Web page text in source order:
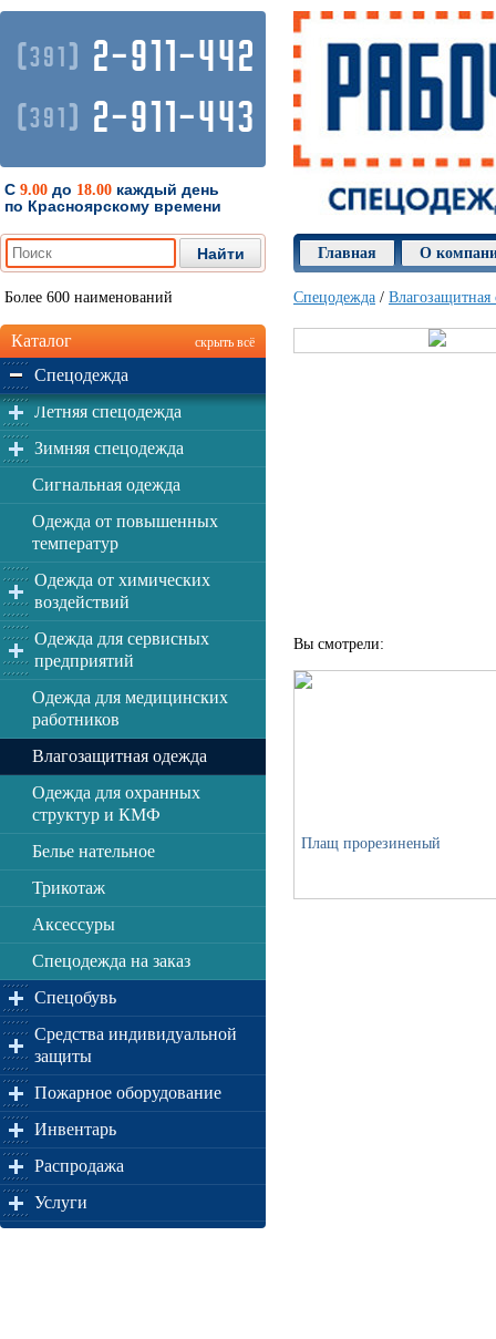
(391) 2-911-442
(391) 2-911-443
С 9.00 до 18.00 каждый день
по Красноярскому времени
Главная О
Более 600 наименований
Каталог скрыть всё
Спецодежда
Летняя спецодежда
Зимняя спецодежда
Сигнальная одежда
Одежда от повышенных
температур
Одежда от химических
воздействий
Одежда для сервисных
предприятий
Одежда для медицинских
работников
Влагозащитная одежда
Одежда для охранных
структур и КМФ
Белье нательное
Трикотаж
Аксессуры
Спецодежда на заказ
Спецобувь
Средства индивидуальной
защиты
Пожарное оборудование
Инвентарь
Распродажа
Услуги
Спецодежда / Влагозащитная
Вы смотрели:
Плащ прорезиненый